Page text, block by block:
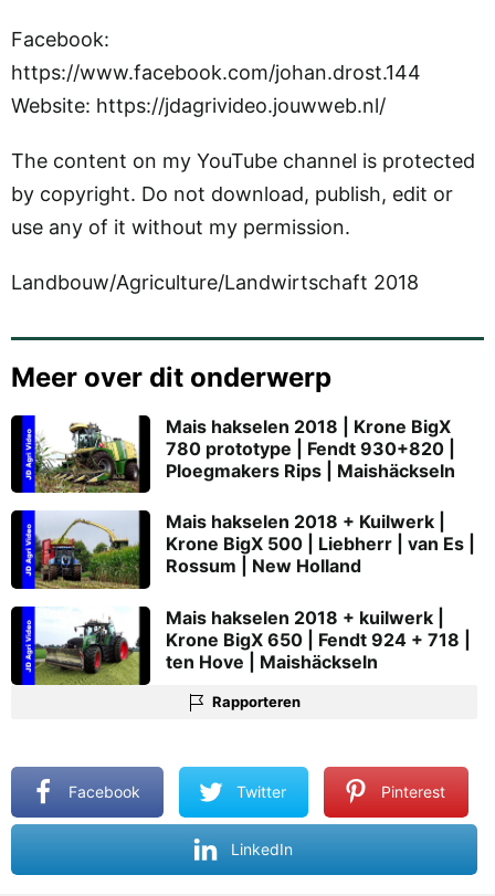
Facebook:
https://www.facebook.com/johan.drost.144
Website: https://jdagrivideo.jouwweb.nl/
The content on my YouTube channel is protected
by copyright. Do not download, publish, edit or
use any of it without my permission.
Landbouw/Agriculture/Landwirtschaft 2018
Meer over dit onderwerp
Mais hakselen 2018 | Krone BigX
780 prototype | Fendt 930+820 |
Ploegmakers Rips | Maishäckseln
Mais hakselen 2018 + Kuilwerk |
Krone BigX 500 | Liebherr | van Es |
Rossum | New Holland
Mais hakselen 2018 + kuilwerk |
Krone BigX 650 | Fendt 924 + 718 |
ten Hove | Maishäckseln
Rapporteren
Facebook Twitter Pinterest
LinkedIn